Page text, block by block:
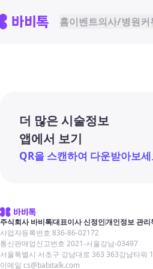
홈이벤트의사/병원커
더 많은 시술정보
앱에서 보기
QR을 스캔하여 다운받아보세
주식회사 바비톡대표이사 신정인개인정보 관리
사업자등록번호 836-86-02172
통신판매업신고번호 2021-서울강남-03497
서울특별시 서초구 강남대로 363 363강남타워
이메일 cs@babitalk.com